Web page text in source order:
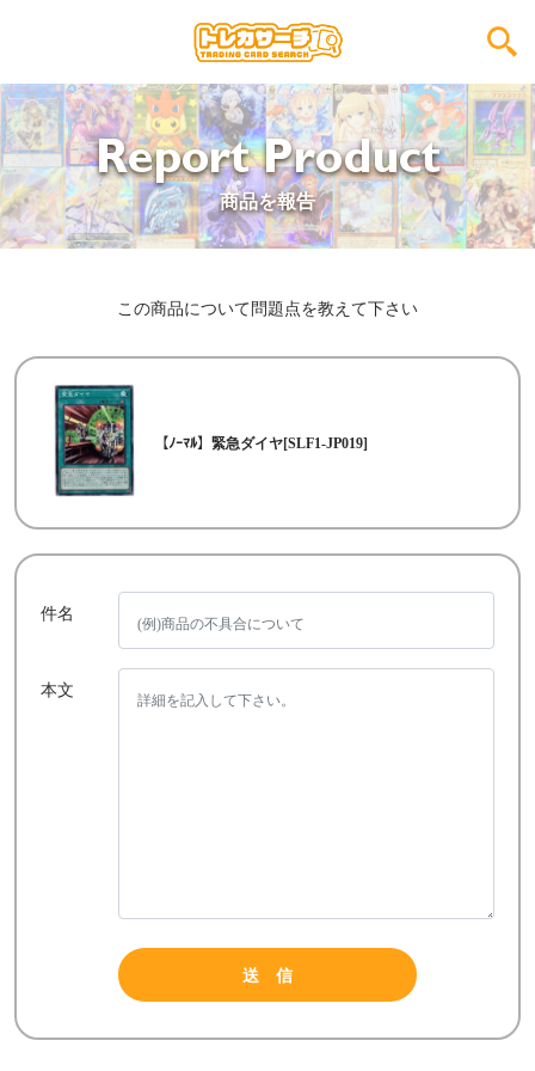
Report Product
商品を報告
この商品について問題点を教えて下さい
【ﾉｰﾏﾙ】緊急ダイヤ[SLF1-JP019]
件名
本文